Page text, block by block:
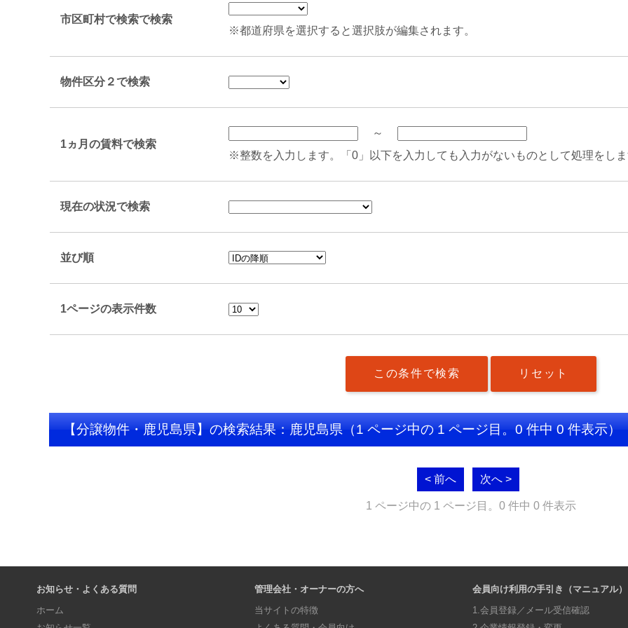
市区町村で検索で検索
※都道府県を選択すると選択肢が編集されます。
物件区分２で検索
1ヵ月の賃料で検索
～
※整数を入力します。「0」以下を入力しても入力がないものとして処理をし
現在の状況で検索
並び順
1ページの表示件数
【分譲物件・鹿児島県】の検索結果：鹿児島県（1 ページ中の 1 ページ目。0 件中 0 件表示）
< 前へ 次へ >
1 ページ中の 1 ページ目。0 件中 0 件表示
お知らせ・よくある質問
ホーム
管理会社・オーナーの方へ
当サイトの特徴
会員向け利用の手引き（マニュアル）
1.会員登録／メール受信確認